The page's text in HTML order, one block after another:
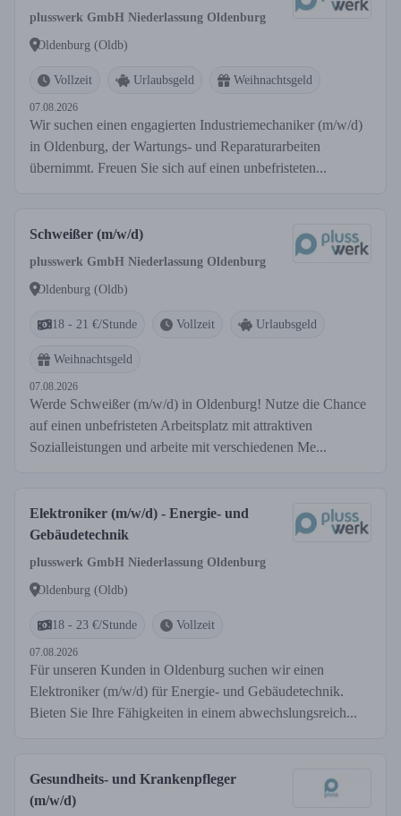
plusswerk GmbH Niederlassung Oldenburg
Oldenburg (Oldb)
Vollzeit Urlaubsgeld Weihnachtsgeld
07.08.2026
Wir suchen einen engagierten Industriemechaniker (m/w/d)
in Oldenburg, der Wartungs- und Reparaturarbeiten
übernimmt. Freuen Sie sich auf einen unbefristeten...
Schweißer (m/w/d)
plusswerk GmbH Niederlassung Oldenburg
Oldenburg (Oldb)
18 - 21 €/Stunde Vollzeit Urlaubsgeld
Weihnachtsgeld
07.08.2026
Werde Schweißer (m/w/d) in Oldenburg! Nutze die Chance
auf einen unbefristeten Arbeitsplatz mit attraktiven
Sozialleistungen und arbeite mit verschiedenen Me...
Elektroniker (m/w/d) - Energie- und
Gebäudetechnik
plusswerk GmbH Niederlassung Oldenburg
Oldenburg (Oldb)
18 - 23 €/Stunde Vollzeit
07.08.2026
Für unseren Kunden in Oldenburg suchen wir einen
Elektroniker (m/w/d) für Energie- und Gebäudetechnik.
Bieten Sie Ihre Fähigkeiten in einem abwechslungsreich...
Gesundheits- und Krankenpfleger
(m/w/d)